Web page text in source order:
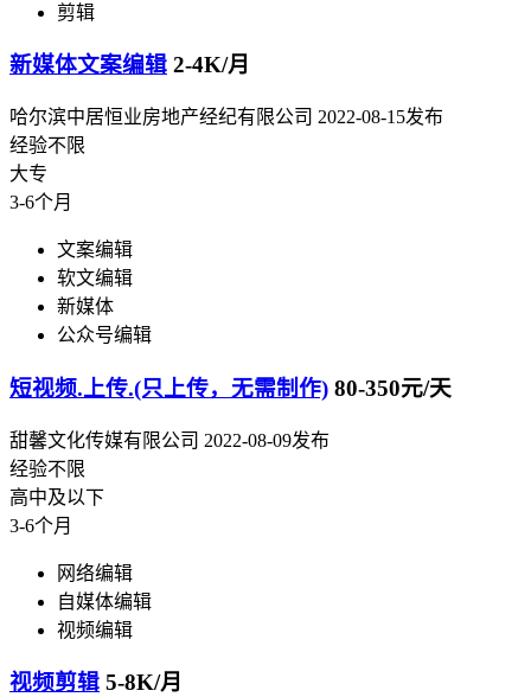
剪辑
新媒体文案编辑 2-4K/月
哈尔滨中居恒业房地产经纪有限公司 2022-08-15发布
经验不限
大专
3-6个月
文案编辑
软文编辑
新媒体
公众号编辑
短视频.上传.(只上传，无需制作) 80-350元/天
甜馨文化传媒有限公司 2022-08-09发布
经验不限
高中及以下
3-6个月
网络编辑
自媒体编辑
视频编辑
视频剪辑 5-8K/月